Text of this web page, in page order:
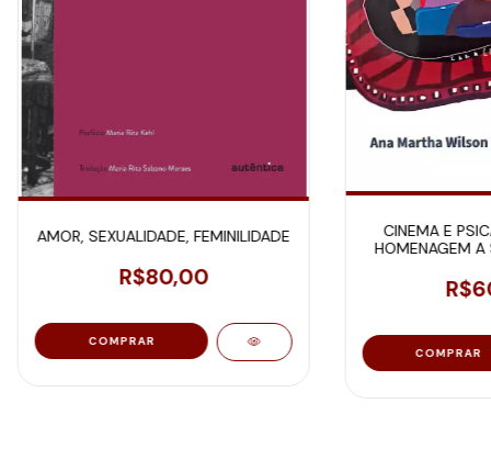
AMOR, SEXUALIDADE, FEMINILIDADE
R$80,00
CINEMA E
HOMENAGEM A